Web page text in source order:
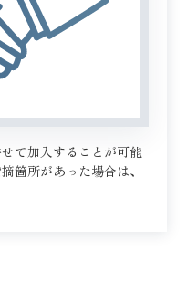
て加入することが可能
箇所があった場合は、